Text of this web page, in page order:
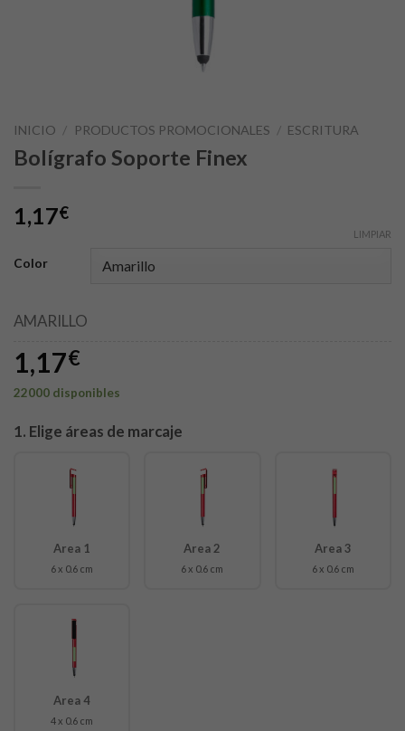
INICIO / PRODUCTOS PROMOCIONALES / ESCRITURA
Bolígrafo Soporte Finex
1,17€
Color
LIMPIAR
AMARILLO
1,17€
22000 disponibles
1. Elige áreas de marcaje
Area 1
6 x 0.6 cm
Area 2
6 x 0.6 cm
Area 3
6 x 0.6 cm
Area 4
4 x 0.6 cm